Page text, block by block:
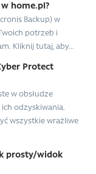
home.pl?
Backup) w
potrzeb i
Kliknij tutaj, aby...
Protect
w obsłudze
odzyskiwania.
wszystkie wrażliwe
prosty/widok